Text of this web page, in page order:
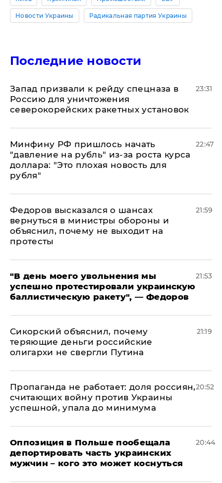
Новости Украины Радикальная партия Украины
Последние новости
Запад призвали к рейду спецназа в
Россию для уничтожения
северокорейских ракетных установок
23:31
Минфину РФ пришлось начать
"давление на рубль" из-за роста курса
доллара: "Это плохая новость для
рубля"
22:47
Федоров высказался о шансах
вернуться в министры обороны и
объяснил, почему не выходит на
протесты
21:59
​"В день моего увольнения мы
успешно протестировали украинскую
баллистическую ракету", — Федоров
21:53
Сикорский объяснил, почему
теряющие деньги российские
олигархи не свергли Путина
21:19
​Пропаганда не работает: доля россиян,
считающих войну против Украины
успешной, упала до минимума
20:52
Оппозиция в Польше пообещала
депортировать часть украинских
мужчин – кого это может коснуться
20:44